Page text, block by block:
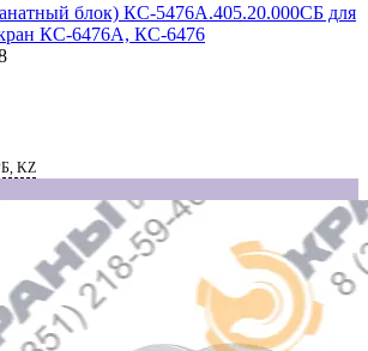
блок) КС-5476А.405.20.000СБ для
КС-6476А, КС-6476
KZ